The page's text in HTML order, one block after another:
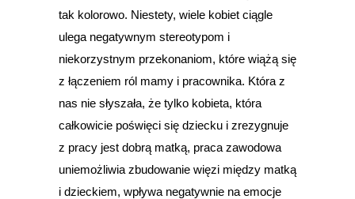
tak kolorowo. Niestety, wiele kobiet ciągle
ulega negatywnym stereotypom i
niekorzystnym przekonaniom, które wiążą się
z łączeniem ról mamy i pracownika. Która z
nas nie słyszała, że tylko kobieta, która
całkowicie poświęci się dziecku i zrezygnuje
z pracy jest dobrą matką, praca zawodowa
uniemożliwia zbudowanie więzi między matką
i dzieckiem, wpływa negatywnie na emocje